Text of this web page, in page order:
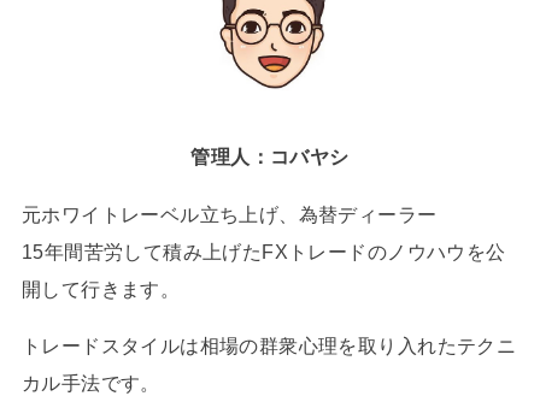
管理人：コバヤシ
元ホワイトレーベル立ち上げ、為替ディーラー
15年間苦労して積み上げたFXトレードのノウハウを公
開して行きます。
トレードスタイルは相場の群衆心理を取り入れたテクニ
カル手法です。